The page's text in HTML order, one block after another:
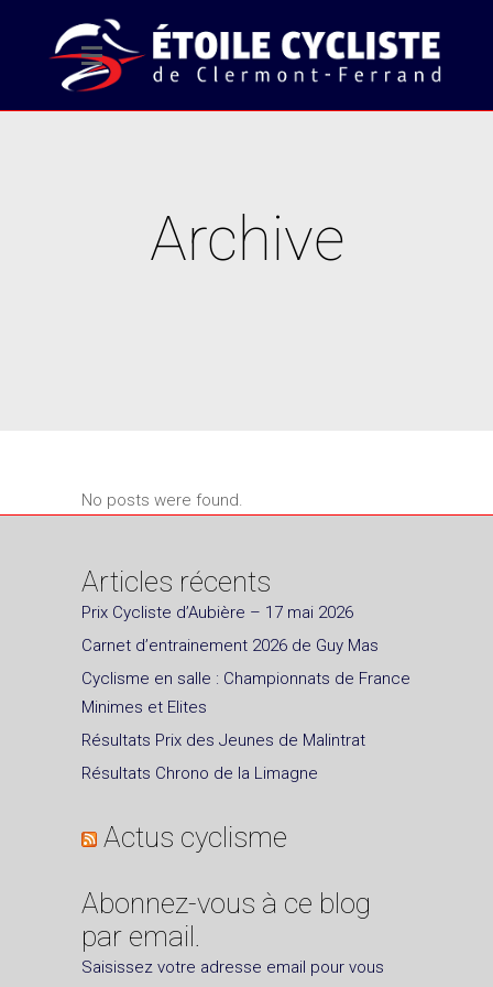
Archive
No posts were found.
Articles récents
Prix Cycliste d’Aubière – 17 mai 2026
Carnet d’entrainement 2026 de Guy Mas
Cyclisme en salle : Championnats de France
Minimes et Elites
Résultats Prix des Jeunes de Malintrat
Résultats Chrono de la Limagne
Actus cyclisme
Abonnez-vous à ce blog
par email.
Saisissez votre adresse email pour vous